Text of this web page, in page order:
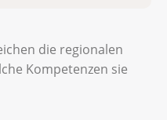
die regionalen
Kompetenzen sie